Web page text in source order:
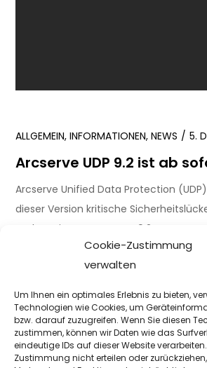
Cookie-Zustimmung
verwalten
Um Ihnen ein optimales Erlebnis zu bieten,
Technologien wie Cookies, um
bzw. darauf zuzugreifen. Wenn Sie diesen
zustimmen, können wir Daten wie das
eindeutige IDs auf dieser Website
Zustimmung nicht erteilen oder
ALLGEMEIN,INFORMATIONEN,NEWS 5.
Arcserve UDP 9.2 ist ab
Arcserve Unified Data Protection
dieser Version kritische
Updates in Arcserve UDP 9.2
ANGEBOTE,NEWS 25. JANUAR 2023
Arcserve Unified Data
9.0 ist ab sofort bei der